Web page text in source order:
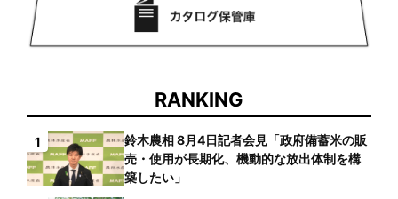
RANKING
1
鈴木農相 8月4日記者会見「政府備蓄米の販
売・使用が長期化、機動的な放出体制を構
築したい」